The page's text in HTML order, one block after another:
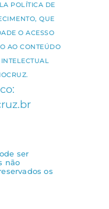
POLÍTICA DE
QUE
O ACESSO
AO CONTEÚDO
ser
não
os